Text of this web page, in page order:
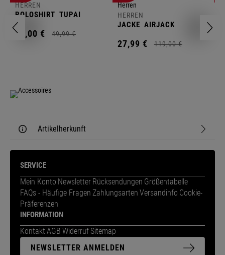
HERREN
POLOSHIRT TUPAI
11,00 € 49,99 €
HERREN
JACKE AIRJACK
27,99 € 119,00 €
Artikelherkunft
SERVICE
Mein Konto Newsletter Rücksendungen Größentabelle
FAQs - Häufige Fragen Zahlungsarten Versandinfo Cookie-
Präferenzen
INFORMATION
Kontakt AGB Widerruf Sitemap
NEWSLETTER ANMELDEN